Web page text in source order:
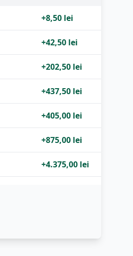
+8,50 lei
+42,50 lei
+202,50 lei
+437,50 lei
+405,00 lei
+875,00 lei
+4.375,00 lei